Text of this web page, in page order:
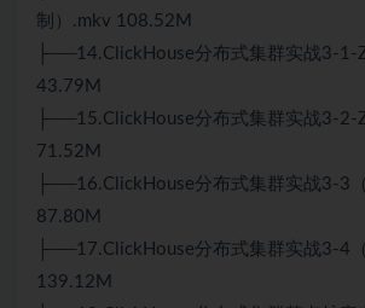
制）.mkv 108.52M
├──14.ClickHouse分布式集群实战3-1-
43.79M
├──15.ClickHouse分布式集群实战3-2-
71.52M
├──16.ClickHouse分布式集群实战3-3
87.80M
├──17.ClickHouse分布式集群实战3-4
139.12M